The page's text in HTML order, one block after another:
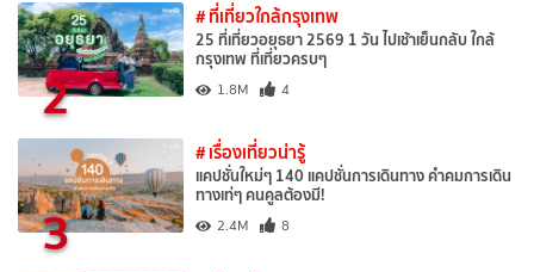
2
# ที่เที่ยวใกล้กรุงเทพ
25 ที่เที่ยวอยุธยา 2569 1 วัน ไปเช้าเย็นกลับ ใกล้
กรุงเทพ ที่เที่ยวครบๆ
1.8M 4
3
# เรื่องเที่ยวน่ารู้
แคปชั่นใหม่ๆ 140 แคปชั่นการเดินทาง คำคมการเดิน
ทางเท่ๆ คนคูลต้องมี!
2.4M 8